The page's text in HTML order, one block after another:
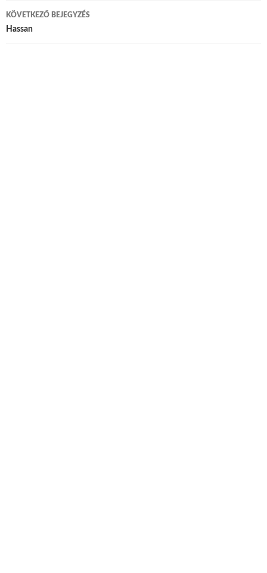
KÖVETKEZŐ BEJEGYZÉS
Hassan